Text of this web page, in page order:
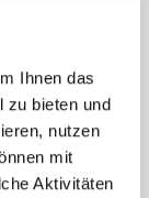
Ihnen das
zu bieten und
nutzen
mit
Aktivitäten
nach einem
stehe